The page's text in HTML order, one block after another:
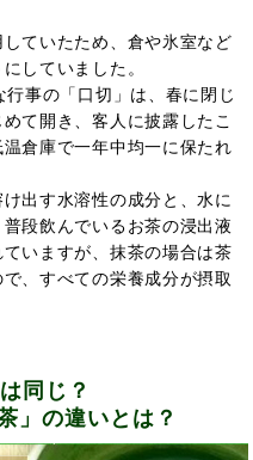
ていたため、倉や氷室など
していました。
事の「口切」は、春に閉じ
て開き、客人に披露したこ
倉庫で一年中均一に保たれ
出す水溶性の成分と、水に
段飲んでいるお茶の浸出液
いますが、抹茶の場合は茶
、すべての栄養成分が摂取
同じ？
」の違いとは？